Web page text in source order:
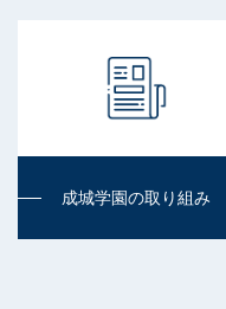
成城学園の取り組み